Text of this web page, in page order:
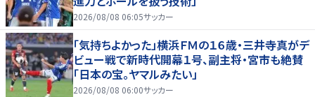
2026/08/08 06:05サッカー
「気持ちよかった」横浜ＦＭの１６歳・三井寺真がデ
ビュー戦で新時代開幕１号、副主将・宮市も絶賛
「日本の宝。ヤマルみたい」
2026/08/08 06:00サッカー